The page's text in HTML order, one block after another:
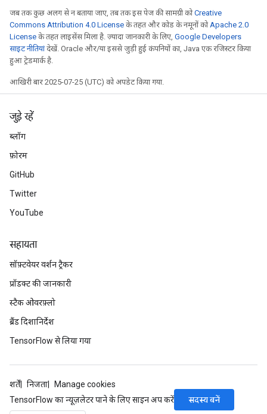
जब तक कुछ अलग से न बताया जाए, तब तक इस पेज की सामग्री कोCreative
Commons Attribution 4.0 License के तहत और कोड के नमूनों को Apache 2.0
License के तहत लाइसेंस मिला है. ज़्यादा जानकारी के लिए, Google Developers
साइट नीतियांदेखें. Oracle और/या इससे जुड़ी हुई कंपनियों का, Java एक रजिस्टर किया
हुआ ट्रेडमार्क है.
आखिरी बार 2025-07-25 (UTC) को अपडेट किया गया.
जुड़े रहें
ब्लॉग
फ़ोरम
GitHub
Twitter
YouTube
सहायता
सॉफ़्टवेयर वर्शन ट्रैकर
प्रॉडक्ट की जानकारी
स्टैक ओवरफ़्लो
ब्रैंड दिशानिर्देश
TensorFlow से लिया गया
शर्तें निजता
Manage cookies
TensorFlow का न्यूज़लेटर पाने के लिए साइन अप करें
सदस्य बनें